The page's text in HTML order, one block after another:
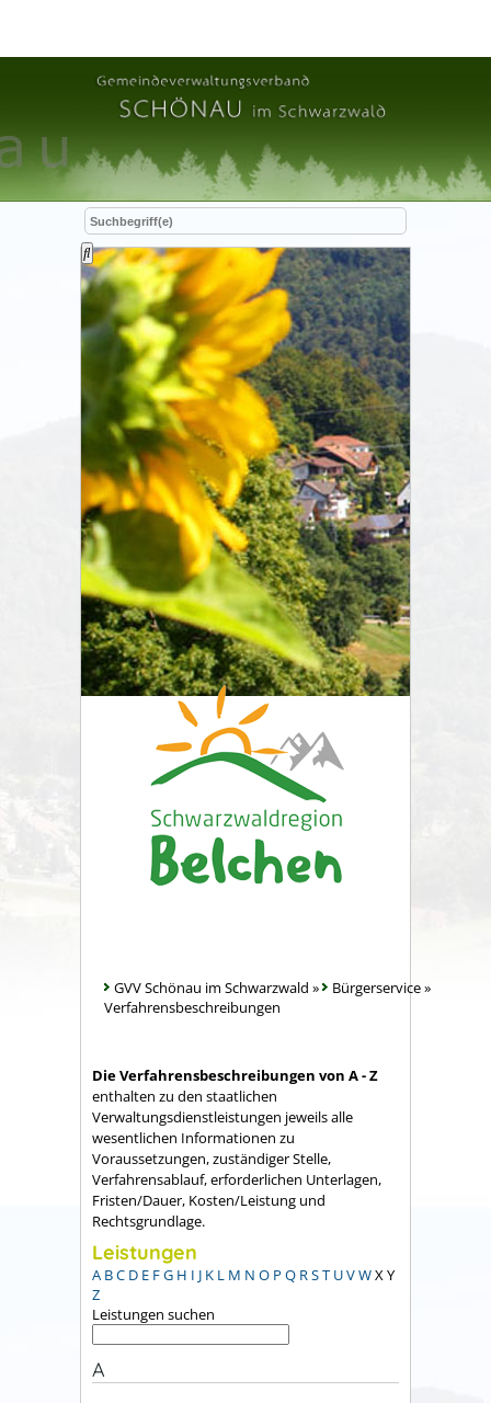
GVV Schönau im Schwarzwald » Bürgerservice»
Verfahrensbeschreibungen
Die Verfahrensbeschreibungen von A - Z
enthalten zu den staatlichen
Verwaltungsdienstleistungen jeweils alle
wesentlichen Informationen zu
Voraussetzungen, zuständiger Stelle,
Verfahrensablauf, erforderlichen Unterlagen,
Fristen/Dauer, Kosten/Leistung und
Rechtsgrundlage.
Leistungen
A BC D E FG H I J K L M N O P Q RST UVWXY
Z
Leistungen suchen
A